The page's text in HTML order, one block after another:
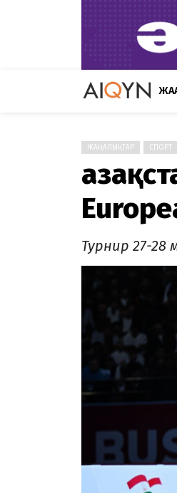
ЖАҢАЛЫҚТАР СПОРТ
Турнир 27-28